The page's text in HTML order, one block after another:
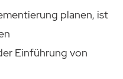
planen, ist
Einführung von